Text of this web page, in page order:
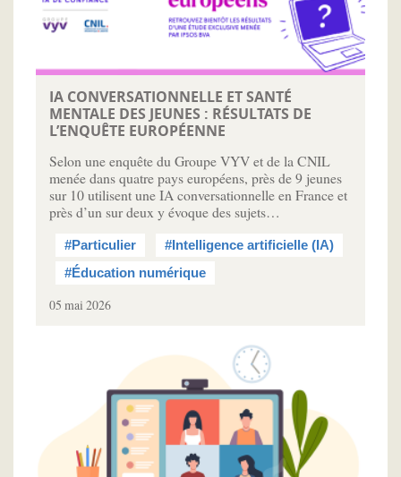
IA CONVERSATIONNELLE ET SANTÉ
MENTALE DES JEUNES : RÉSULTATS DE
L’ENQUÊTE EUROPÉENNE
Selon une enquête du Groupe VYV et de la CNIL
menée dans quatre pays européens, près de 9 jeunes
sur 10 utilisent une IA conversationnelle en France et
près d’un sur deux y évoque des sujets…
#Particulier
#Intelligence artificielle (IA)
#Éducation numérique
05 mai 2026